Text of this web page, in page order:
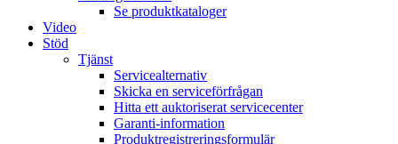
Se produktkataloger
Video
Stöd
Tjänst
Servicealternativ
Skicka en serviceförfrågan
Hitta ett auktoriserat servicecenter
Garanti-information
Produktregistreringsformulär